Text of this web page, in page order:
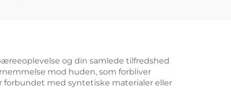
og din samlede tilfredshed
mod huden, som forbliver
med syntetiske materialer eller